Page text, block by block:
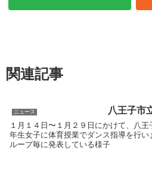
関連記事
ニュース 八王子市
１月１４日〜１月２９日にかけて、八
年生女子に体育授業でダンス指導を行
ループ毎に発表している様子